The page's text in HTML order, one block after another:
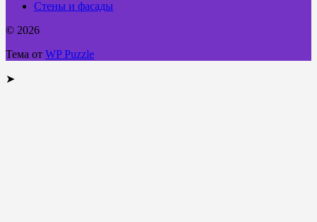
Стены и фасады
© 2026
Тема от WP Puzzle
➤